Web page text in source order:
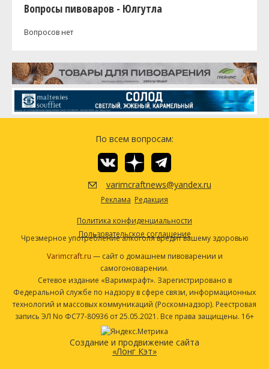
Вопросы пивоваров - Юлгутла
Вопросов нет
По всем вопросам:
varimcraftnews@yandex.ru
Реклама Редакция
Политика конфиденциальности
Пользовательское соглашение
Чрезмерное употребление алкоголя вредит вашему здоровью
Varimcraft.ru — сайт о домашнем пивоварении и
самогоноварении.
Сетевое издание «Варимкрафт». Зарегистрировано в
Федеральной службе по надзору в сфере связи, информационных
технологий и массовых коммуникаций (Роскомнадзор). Реестровая
запись ЭЛ No ФС77-80936 от 25.05.2021. Все права защищены. 16+
Создание и продвижение сайта
«Лонг Кэт»